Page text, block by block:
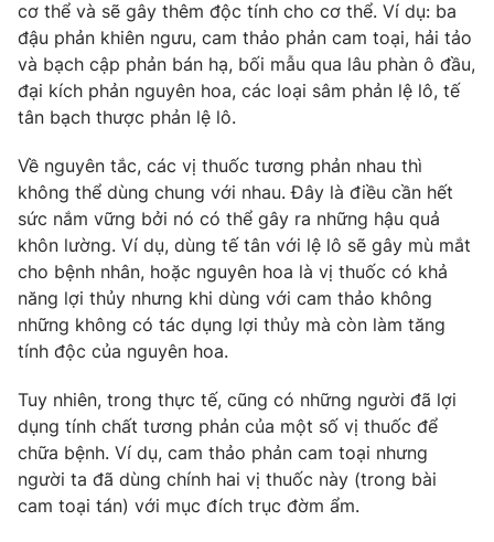
cơ thể và sẽ gây thêm độc tính cho cơ thể. Ví dụ: ba
đậu phản khiên ngưu, cam thảo phản cam toại, hải tảo
và bạch cập phản bán hạ, bối mẫu qua lâu phàn ô đầu,
đại kích phản nguyên hoa, các loại sâm phản lệ lô, tế
tân bạch thược phản lệ lô.
Về nguyên tắc, các vị thuốc tương phản nhau thì
không thể dùng chung với nhau. Đây là điều cần hết
sức nắm vững bởi nó có thể gây ra những hậu quả
khôn lường. Ví dụ, dùng tế tân với lệ lô sẽ gây mù mắt
cho bệnh nhân, hoặc nguyên hoa là vị thuốc có khả
năng lợi thủy nhưng khi dùng với cam thảo không
những không có tác dụng lợi thủy mà còn làm tăng
tính độc của nguyên hoa.
Tuy nhiên, trong thực tế, cũng có những người đã lợi
dụng tính chất tương phản của một số vị thuốc để
chữa bệnh. Ví dụ, cam thảo phản cam toại nhưng
người ta đã dùng chính hai vị thuốc này (trong bài
cam toại tán) với mục đích trục đờm ẩm.